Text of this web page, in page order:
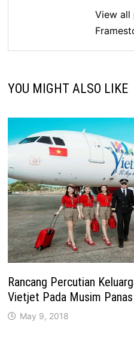
View all
YOU MIGHT ALSO LIKE
Rancang Percutian
Vietjet Pada Musim
May 9, 2018